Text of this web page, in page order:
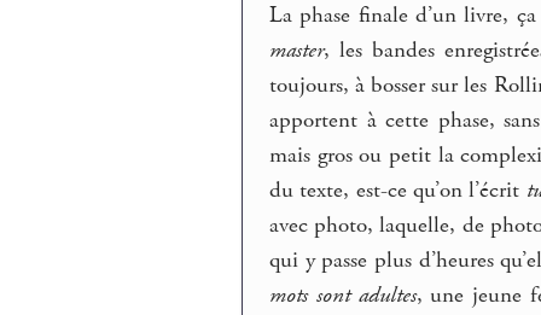
La phase finale d’un livre,
master, les bandes
toujours, à bosser sur les
apportent à cette phase,
mais gros ou petit la
du texte, est-ce qu’on l’écrit
avec photo, laquelle, de
qui y passe plus d’heures
mots sont adultes, une jeune